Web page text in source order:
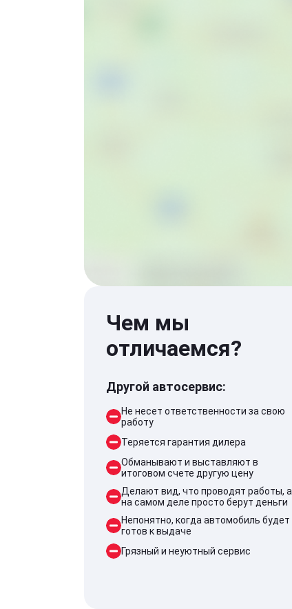
Чем мы
отличаемся?
Другой автосервис:
Не несет ответственности за свою
работу
Теряется гарантия дилера
Обманывают и выставляют в
итоговом счете другую цену
Делают вид, что проводят работы, а
на самом деле просто берут деньги
Непонятно, когда автомобиль будет
готов к выдаче
Грязный и неуютный сервис